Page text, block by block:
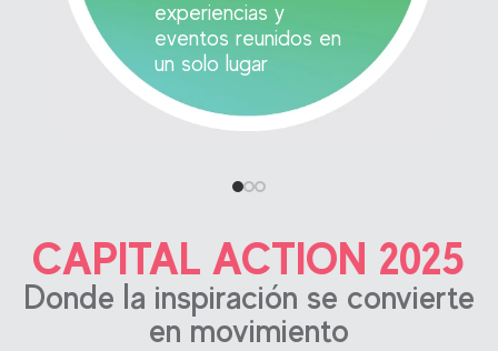
experiencias y
eventos reunidos en
un solo lugar
CAPITAL ACTION 2025
Donde la inspiración se convierte
en movimiento